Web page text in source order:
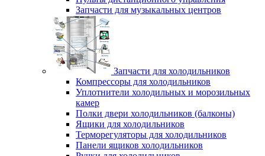
Запчасти для музыкальных центров
Запчасти для холодильников
Компрессоры для холодильников
Уплотнители холодильных и морозильных
камер
Полки двери холодильников (балконы)
Ящики для холодильников
Терморегуляторы для холодильников
Панели ящиков холодильников